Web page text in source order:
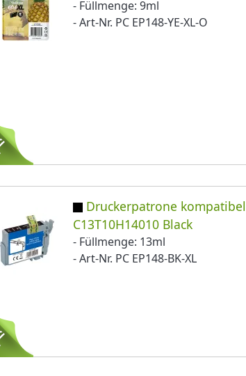
- Füllmenge: 9ml
- Art-Nr. PC EP148-YE-XL-O
Druckerpatrone
C13T10H14010 Black
- Füllmenge: 13ml
- Art-Nr. PC EP148-BK-XL